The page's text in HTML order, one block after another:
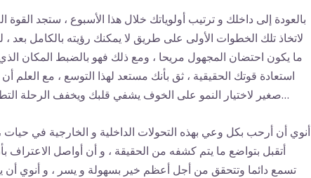
بالعودة إلى داخلك و ترتيب أولوياتك خلال هذا الأسبوع ، ستجد القوة
لاتخاذ تلك الخطوات الأولى على طريق لا يمكنك رؤيته بالكامل بعد ،
ما يكون احتضان المجهول مريحا ، ومع ذلك فهو بالضبط المكان
استعادة قوتك الحقيقية ، ثق بأنك مستعد لهذا التوسع ، مع العلم
صغير لاختيار النمو على الخوف يشفي قلبك ويخفف الرحلة التطورية لك…
أنوي أن أرحب بكل وعي بهذه التحولات الداخلية و الخارجية في حيات
أتقبل بتواضع ما يتم كشفه من الحقيقة ، و أن أواصل الاعتراف
تسمع دائما وتتحقق من أجل أعظم خير بسهولة و يسر ، و أنوي